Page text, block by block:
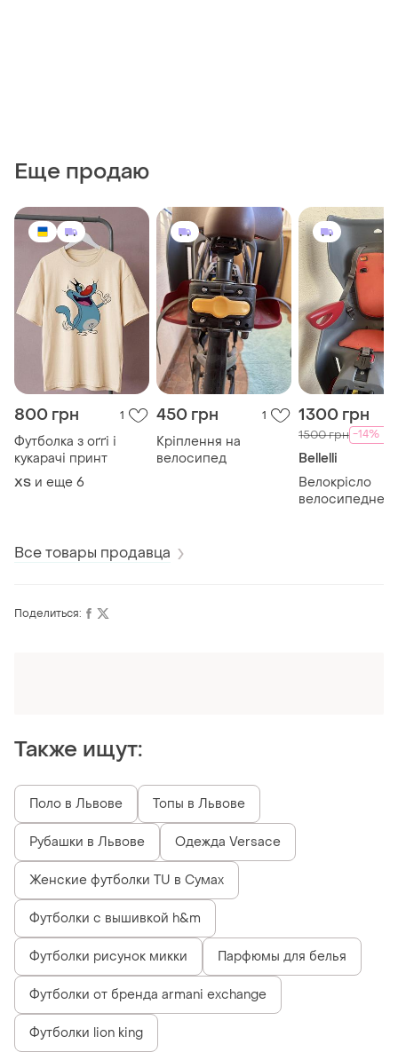
Еще продаю
800 грн 1
Футболка з оґґі і
кукарачі принт
ХS и еще 6
450 грн 1
Кріплення на
велосипед
1300 грн
1500 грн -14%
Bellelli
Велокрісло
велосипедне
Все товары продавца
Поделиться:
Также ищут:
Поло в Львове Топы в Львове
Рубашки в Львове Одежда Versace
Женские футболки TU в Сумах
Футболки с вышивкой h&m
Футболки рисунок микки Парфюмы для белья
Футболки от бренда armani exchange
Футболки lion king